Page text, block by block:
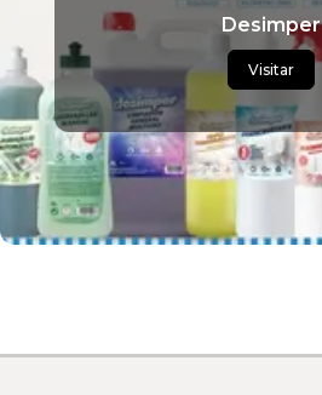
Desimper
Visitar